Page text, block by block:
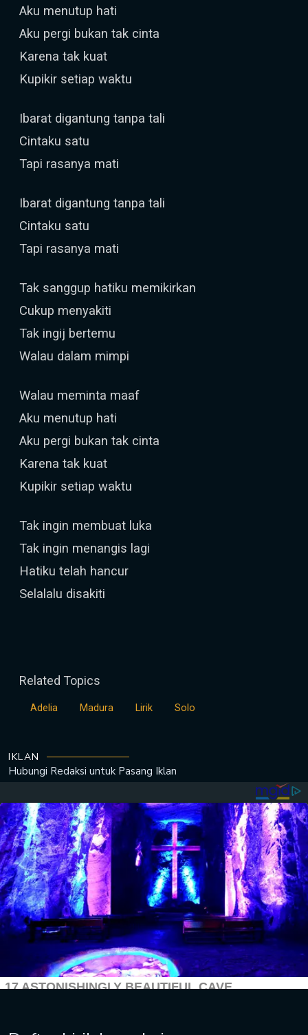
Aku menutup hati
Aku pergi bukan tak cinta
Karena tak kuat
Kupikir setiap waktu
Ibarat digantung tanpa tali
Cintaku satu
Tapi rasanya mati
Ibarat digantung tanpa tali
Cintaku satu
Tapi rasanya mati
Tak sanggup hatiku memikirkan
Cukup menyakiti
Tak ingij bertemu
Walau dalam mimpi
Walau meminta maaf
Aku menutup hati
Aku pergi bukan tak cinta
Karena tak kuat
Kupikir setiap waktu
Tak ingin membuat luka
Tak ingin menangis lagi
Hatiku telah hancur
Selalalu disakiti
Related Topics
Adelia Madura Lirik Solo
IKLAN
Hubungi Redaksi untuk Pasang Iklan